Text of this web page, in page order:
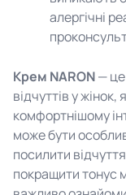
алергічні
Крем NARON—
відчуттів у
комфортнішому
може бути
посилити
покращити тонус